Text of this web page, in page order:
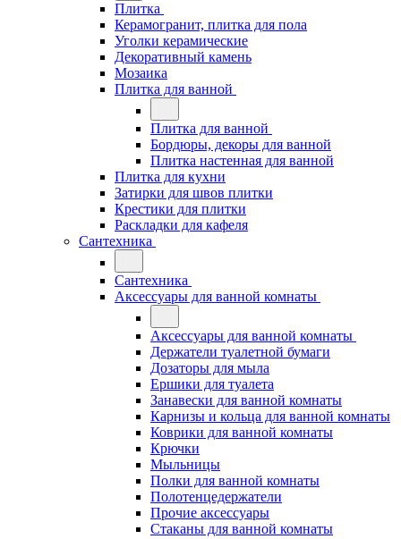
Плитка
Керамогранит, плитка для пола
Уголки керамические
Декоративный камень
Мозаика
Плитка для ванной
Плитка для ванной
Бордюры, декоры для ванной
Плитка настенная для ванной
Плитка для кухни
Затирки для швов плитки
Крестики для плитки
Раскладки для кафеля
Сантехника
Сантехника
Аксессуары для ванной комнаты
Аксессуары для ванной комнаты
Держатели туалетной бумаги
Дозаторы для мыла
Ершики для туалета
Занавески для ванной комнаты
Карнизы и кольца для ванной комнаты
Коврики для ванной комнаты
Крючки
Мыльницы
Полки для ванной комнаты
Полотенцедержатели
Прочие аксессуары
Стаканы для ванной комнаты